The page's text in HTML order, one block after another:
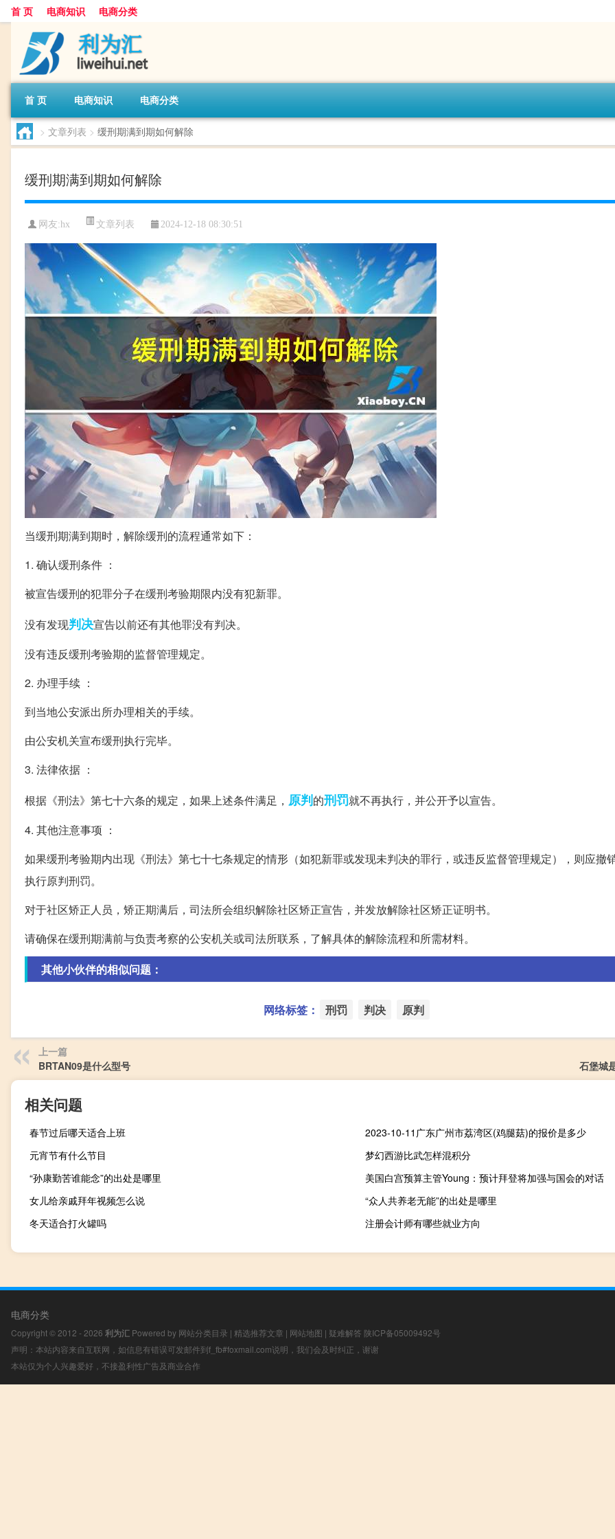
首 页 电商知识 电商分类
首 页 电商知识 电商分类
> 文章列表 > 缓刑期满到期如何解除
缓刑期满到期如何解除
网友:hx 文章列表 2024-12-18 08:30:51
当缓刑期满到期时，解除缓刑的流程通常如下：
1. 确认缓刑条件 ：
被宣告缓刑的犯罪分子在缓刑考验期限内没有犯新罪。
没有发现判决宣告以前还有其他罪没有判决。
没有违反缓刑考验期的监督管理规定。
2. 办理手续 ：
到当地公安派出所办理相关的手续。
由公安机关宣布缓刑执行完毕。
3. 法律依据 ：
根据《刑法》第七十六条的规定，如果上述条件满足， 原判的刑罚就不再执行，并公开予以宣告。
4. 其他注意事项 ：
如果缓刑考验期内出现《刑法》第七十七条规定的情形（如犯新罪或发现未判决的罪行，或违反监督管理规定），则应撤
执行原判刑罚。
对于社区矫正人员，矫正期满后，司法所会组织解除社区矫正宣告，并发放解除社区矫正证明书。
请确保在缓刑期满前与负责考察的公安机关或司法所联系，了解具体的解除流程和所需材料。
其他小伙伴的相似问题：
网络标签： 刑罚 判决 原判
上一篇
BRTAN09是什么型号
石堡城
相关问题
春节过后哪天适合上班
2023-10-11广东广州市荔湾区(鸡腿菇)的报价是多少
元宵节有什么节目
梦幻西游比武怎样混积分
“孙康勤苦谁能念”的出处是哪里
美国白宫预算主管Young：预计拜登将加强与国会的对话
女儿给亲戚拜年视频怎么说
“众人共养老无能”的出处是哪里
冬天适合打火罐吗
注册会计师有哪些就业方向
电商分类
Copyright © 2012 - 2026 利为汇 Powered by 网站分类目录 | 精选推荐文章 | 网站地图 | 疑难解答 陕ICP备05009492号
声明：本站内容来自互联网，如信息有错误可发邮件到f_fb#foxmail.com说明，我们会及时纠正，谢谢
本站仅为个人兴趣爱好，不接盈利性广告及商业合作